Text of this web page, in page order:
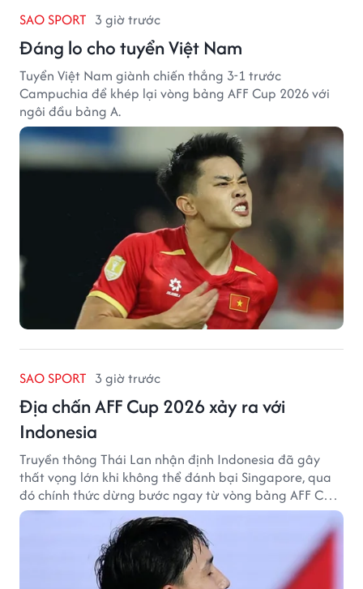
SAO SPORT 3 giờ trước
Đáng lo cho tuyển Việt Nam
Tuyển Việt Nam giành chiến thắng 3-1 trước
Campuchia để khép lại vòng bảng AFF Cup 2026 với
ngôi đầu bảng A.
SAO SPORT 3 giờ trước
Địa chấn AFF Cup 2026 xảy ra với
Indonesia
Truyền thông Thái Lan nhận định Indonesia đã gây
thất vọng lớn khi không thể đánh bại Singapore, qua
đó chính thức dừng bước ngay từ vòng bảng AFF Cup
2026.